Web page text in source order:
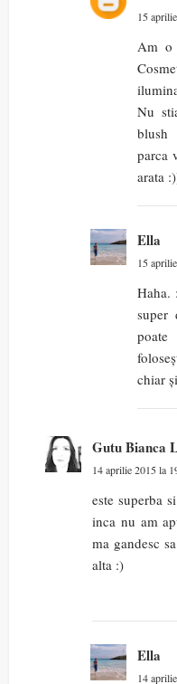
15
Am o
Nu
blush
parca
arata
Ella
15
Haha.
super
chiar
Gutu Bianca
14 aprilie 2015 la
este superba
inca nu am
ma gandesc
alta :)
Ella
14